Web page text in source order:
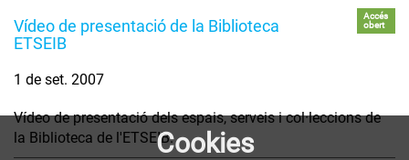
Vídeo de presentació de la Biblioteca
ETSEIB
Accés
obert
1 de set. 2007
Vídeo de presentació dels espais, serveis i col·leccions de
la Biblioteca de l'ETSEIB.Cookies